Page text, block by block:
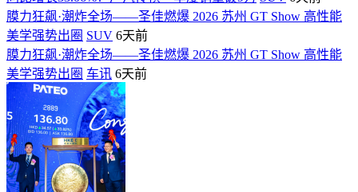
膜力狂飙·潮炸全场——圣佳燃爆 2026 苏州 GT Show 高性能
美学强势出圈 SUV 6天前
膜力狂飙·潮炸全场——圣佳燃爆 2026 苏州 GT Show 高性能
美学强势出圈 车讯 6天前